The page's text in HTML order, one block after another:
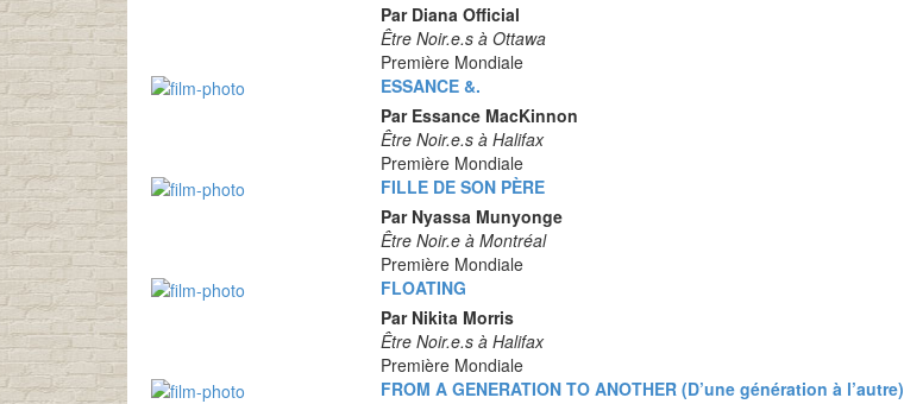
Par Diana Official
Être Noir.e.s à Ottawa
Première Mondiale
ESSANCE &.
Par Essance MacKinnon
Être Noir.e.s à Halifax
Première Mondiale
FILLE DE SON PÈRE
Par Nyassa Munyonge
Être Noir.e à Montréal
Première Mondiale
FLOATING
Par Nikita Morris
Être Noir.e.s à Halifax
Première Mondiale
FROM A GENERATION TO ANOTHER (D’une génération à l’autre)